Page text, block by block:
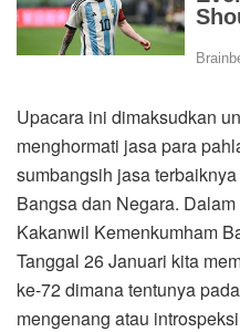
Upacara ini dimaksudkan
menghormati jasa para
sumbangsih jasa
Bangsa dan Negara.
Kakanwil Kemenkumham
Tanggal 26 Januari kita
ke-72 dimana tentunya
mengenang atau